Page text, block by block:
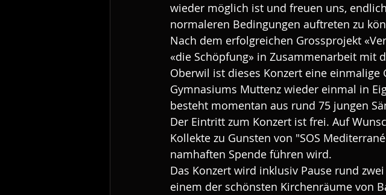
wieder möglich ist und freuen uns,
normaleren Bedingungen auftreten zu
Nach dem erfolgreichen Grossprojekt
«die Schöpfung» in Zusammenarbeit mit
Oberwil ist dieses Konzert eine
Gymnasiums Muttenz wieder einmal in
besteht momentan aus rund 75 jungen
Der Eintritt zum Konzert ist frei. Auf
Kollekte zu Gunsten von "SOS
namhaften Spende führen wird.
Das Konzert wird inklusiv Pause rund
einem der schönsten Kirchenräume von